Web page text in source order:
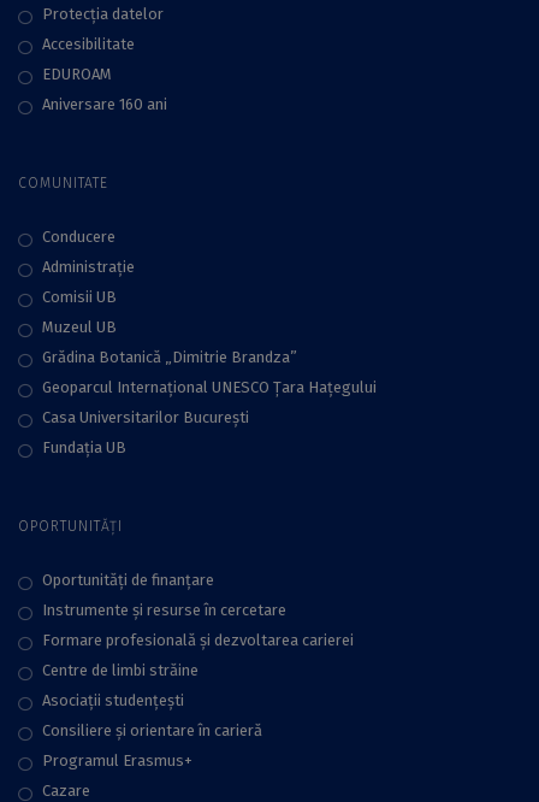
Protecţia datelor
Accesibilitate
EDUROAM
Aniversare 160 ani
COMUNITATE
Conducere
Administraţie
Comisii UB
Muzeul UB
Grădina Botanică „Dimitrie Brandza”
Geoparcul Internațional UNESCO Țara Hațegului
Casa Universitarilor București
Fundaţia UB
OPORTUNITĂȚI
Oportunități de finanțare
Instrumente și resurse în cercetare
Formare profesională și dezvoltarea carierei
Centre de limbi străine
Asociații studențești
Consiliere şi orientare în carieră
Programul Erasmus+
Cazare